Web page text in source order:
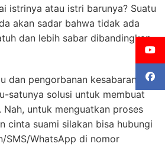
istrinya atau istri barunya? Suatu
akan sadar bahwa tidak ada
dan lebih sabar dibandingkan
dan pengorbanan kesabaran,
satunya solusi untuk membuat
Nah, untuk menguatkan proses
cinta suami silakan bisa hubungi
SMS/WhatsApp di nomor